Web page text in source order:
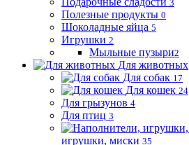
3
Полезные продукты 0
Шоколадные яйца 5
Игрушки 2
Мыльные пузыри2
Для животных
Для собак 17
Для кошек 24
Для грызунов 4
Для птиц 3
игрушки, миски 35